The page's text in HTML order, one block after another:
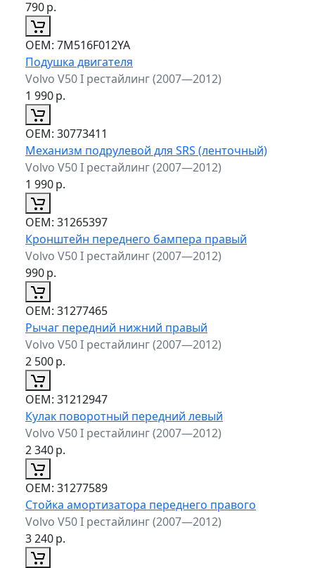
790р.
ОЕМ: 7M516F012YA
Подушка двигателя
Volvo V50 I рестайлинг (2007—2012)
1 990р.
ОЕМ: 30773411
Механизм подрулевой для SRS (ленточный)
Volvo V50 I рестайлинг (2007—2012)
1 990р.
ОЕМ: 31265397
Кронштейн переднего бампера правый
Volvo V50 I рестайлинг (2007—2012)
990р.
ОЕМ: 31277465
Рычаг передний нижний правый
Volvo V50 I рестайлинг (2007—2012)
2 500р.
ОЕМ: 31212947
Кулак поворотный передний левый
Volvo V50 I рестайлинг (2007—2012)
2 340р.
ОЕМ: 31277589
Стойка амортизатора переднего правого
Volvo V50 I рестайлинг (2007—2012)
3 240р.